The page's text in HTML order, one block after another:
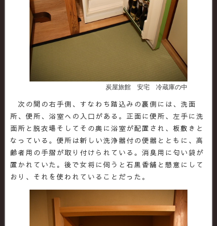
炭屋旅館 安宅 冷蔵庫の中
次の間の右手側、すなわち踏込みの裏側には、洗面
所、便所、浴室への入口がある。正面に便所、左手に洗
面所と脱衣場そしてその奥に浴室が配置され、板敷きと
なっている。便所は新しい洗浄器付の便器とともに、高
齢者用の手摺が取り付けられている。消臭用に匂い袋が
置かれていた。後で女将に伺うと石黒香舗と懇意にして
おり、それを使われていることだった。